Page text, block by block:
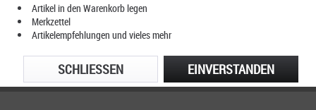
Artikel in den Warenkorb legen
Merkzettel
Artikelempfehlungen und vieles mehr
EINVERSTANDEN
SCHLIESSEN